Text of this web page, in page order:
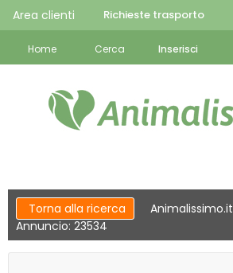
Area clienti Richieste trasporto
Home Cerca Inserisci
Torna alla ricerca Animalissimo.it
Annuncio: 23534